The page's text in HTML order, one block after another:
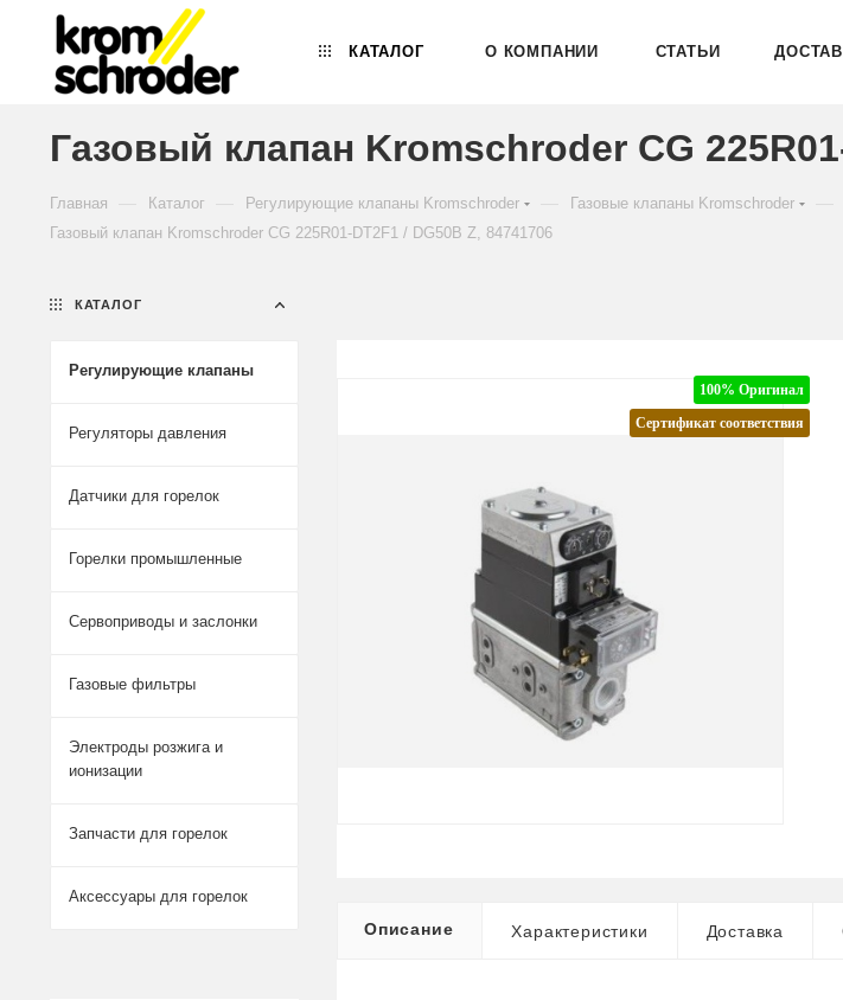
КАТАЛОГ О КОМПАНИИ СТАТЬИ
Газовый клапан Kromschroder CG
Главная Каталог Регулирующие клапаны Kromschroder Газовые клапаны Kromschroder
Газовый клапан Kromschroder CG 225R01-DT2F1 / DG50B Z, 84741706
100% Оригинал
Сертификат соответствия
Описание Характеристики Доставка
КАТАЛОГ
Регулирующие клапаны
Регуляторы давления
Датчики для горелок
Горелки промышленные
Сервоприводы и заслонки
Газовые фильтры
Электроды розжига и
ионизации
Запчасти для горелок
Аксессуары для горелок